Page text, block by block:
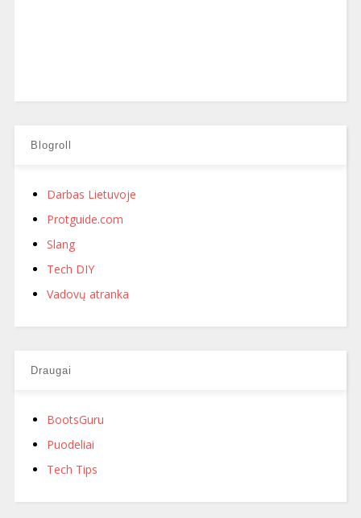
Blogroll
Darbas Lietuvoje
Protguide.com
Slang
Tech DIY
Vadovų atranka
Draugai
BootsGuru
Puodeliai
Tech Tips